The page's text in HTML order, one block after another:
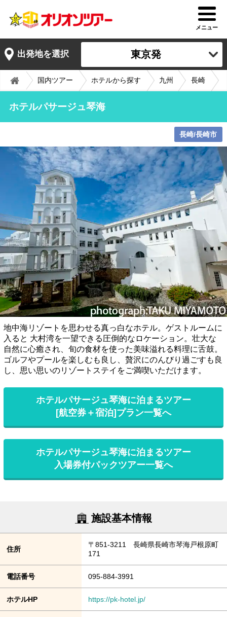
メニュー
出発地を選択 東京発
国内ツアー ホテルから探す 九州 長崎
ホテルパサージュ琴海
長崎/長崎市
地中海リゾートを思わせる真っ白なホテル。ゲストルームに
入ると 大村湾を一望できる圧倒的なロケーション。壮大な
自然に心癒され、旬の食材を使った美味溢れる料理に舌鼓。
ゴルフやプールを楽しむも良し、贅沢にのんびり過ごすも良
し、思い思いのリゾートステイをご満喫いただけます。
ホテルパサージュ琴海に泊まるツアー
[航空券＋宿泊]プラン一覧へ
ホテルパサージュ琴海に泊まるツアー
入場券付パックツアー一覧へ
施設基本情報
住所
〒851-3211 長崎県長崎市琴海戸根原町
171
電話番号 095-884-3991
ホテルHP https://pk-hotel.jp/